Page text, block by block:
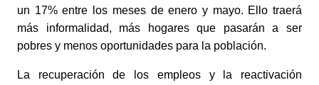
un 17% entre los meses de enero y mayo. Ello traerá
más informalidad, más hogares que pasarán a ser
pobres y menos oportunidades para la población.
La recuperación de los empleos y la reactivación